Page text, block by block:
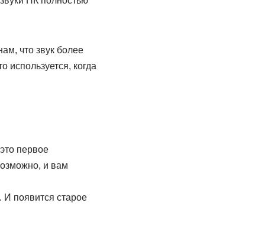
что звук более
используется, когда
первое
и вам
И появится старое